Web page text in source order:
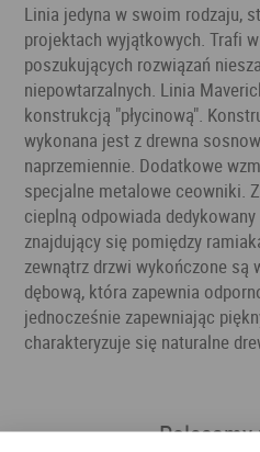
Linia jedyna w swoim rodzaju,
projektach wyjątkowych. Trafi
poszukujących rozwiązań
niepowtarzalnych. Linia
konstrukcją "płycinową".
wykonana jest z drewna
naprzemiennie. Dodatkowe
specjalne metalowe ceowniki.
cieplną odpowiada
znajdujący się pomiędzy
zewnątrz drzwi wykończone są
dębową, która zapewnia
jednocześnie zapewniając
charakteryzuje się naturalne